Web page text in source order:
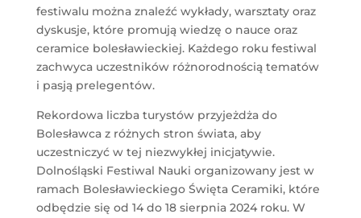
festiwalu można znaleźć wykłady, warsztaty oraz
dyskusje, które promują wiedzę o nauce oraz
ceramice bolesławieckiej. Każdego roku festiwal
zachwyca uczestników różnorodnością tematów
i pasją prelegentów.
Rekordowa liczba turystów przyjeżdża do
Bolesławca z różnych stron świata, aby
uczestniczyć w tej niezwykłej inicjatywie.
Dolnośląski Festiwal Nauki organizowany jest w
ramach Bolesławieckiego Święta Ceramiki, które
odbędzie się od 14 do 18 sierpnia 2024 roku. W